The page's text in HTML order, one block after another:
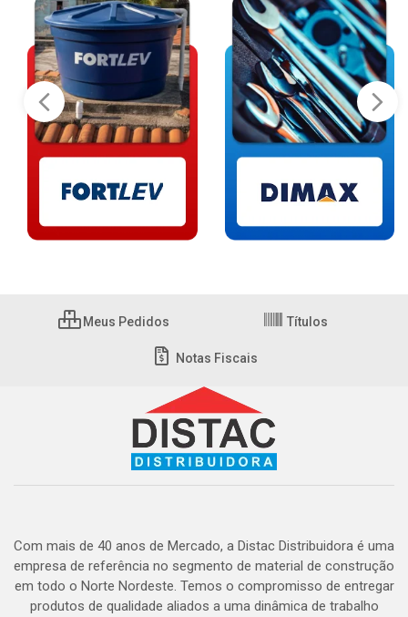
Meus Pedidos Títulos
Notas Fiscais
Com mais de 40 anos de Mercado, a Distac Distribuidora é uma
empresa de referência no segmento de material de construção
em todo o Norte Nordeste. Temos o compromisso de entregar
produtos de qualidade aliados a uma dinâmica de trabalho